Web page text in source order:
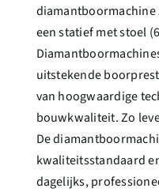
diamantboormachine
een statief met stoel
uitstekende
van hoogwaardige
bouwkwaliteit. Zo
De
kwaliteitsstandaard
dagelijks,